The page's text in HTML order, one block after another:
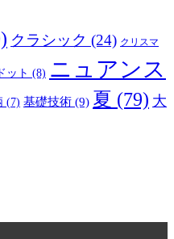
クラシック (24) クリスマ
ドット (8) ニュアンス
(7) 基礎技術 (9) 夏 (79) 大